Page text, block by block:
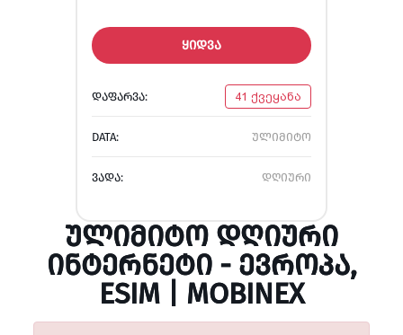
ᲧᲘᲓᲕᲐ
ᲓᲐᲤᲐᲠᲕᲐ: 41 ქვეყანა
DATA: ულიმიტო
ᲕᲐᲓᲐ: დღიური
ᲣᲚᲘᲛᲘᲢᲝ ᲓᲦᲘᲣᲠᲘ
ᲘᲜᲢᲔᲠᲜᲔᲢᲘ - ᲔᲕᲠᲝᲞᲐ,
ESIM | MOBINEX